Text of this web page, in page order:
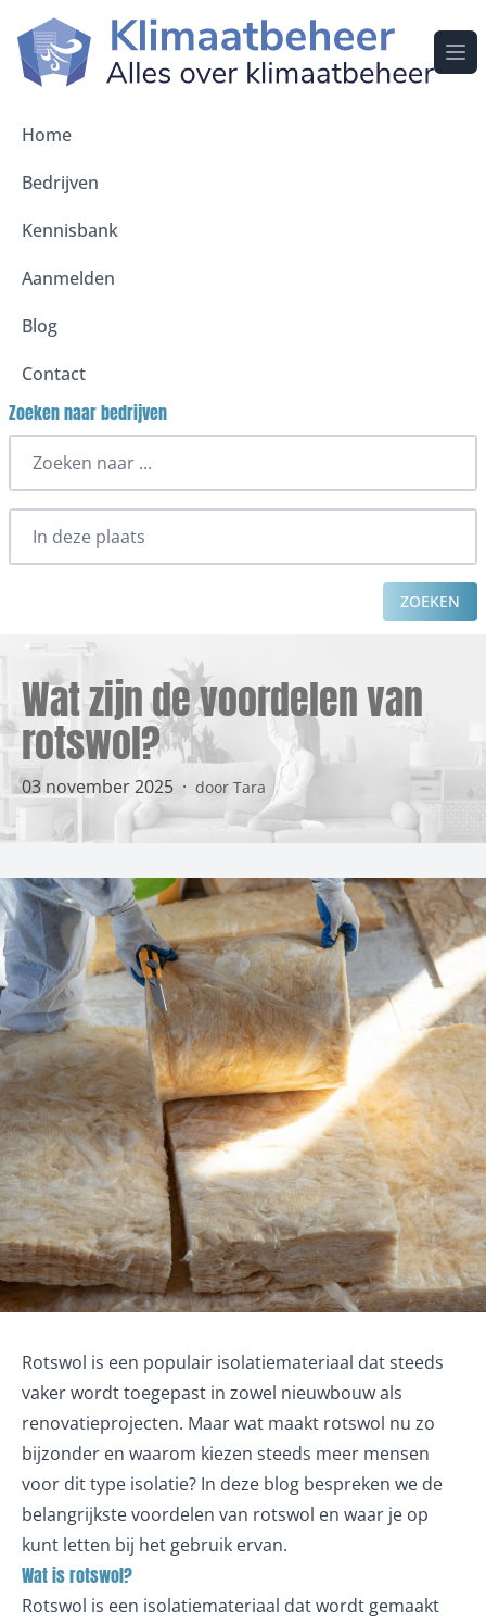
Home
Bedrijven
Kennisbank
Aanmelden
Blog
Contact
Zoeken naar bedrijven
ZOEKEN
Wat zijn de voordelen van
rotswol?
03 november 2025 · door Tara
Rotswol is een populair isolatiemateriaal dat steeds
vaker wordt toegepast in zowel nieuwbouw als
renovatieprojecten. Maar wat maakt rotswol nu zo
bijzonder en waarom kiezen steeds meer mensen
voor dit type isolatie? In deze blog bespreken we de
belangrijkste voordelen van rotswol en waar je op
kunt letten bij het gebruik ervan.
Wat is rotswol?
Rotswol is een isolatiemateriaal dat wordt gemaakt